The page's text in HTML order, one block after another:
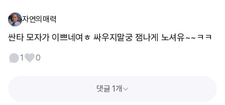
자연의매력
싼타 모자가 이쁘네여ㅎ 싸우지말궁 잼나게 노셔유~~ㅋㅋ
1 0
댓글 1개